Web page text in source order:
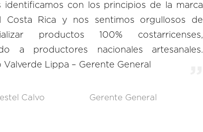
identificamos con los principios de la marca
Costa Rica y nos sentimos orgullosos de
productos 100% costarricenses,
a productores nacionales artesanales.
Valverde Lippa – Gerente General
Calvo Gerente General